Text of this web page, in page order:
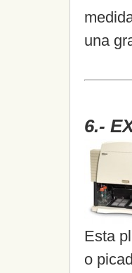
una
6.-
Esta
o